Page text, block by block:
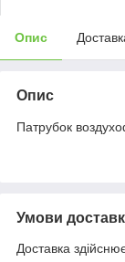
Опис
Опис
Патрубок
Умови
Доставка